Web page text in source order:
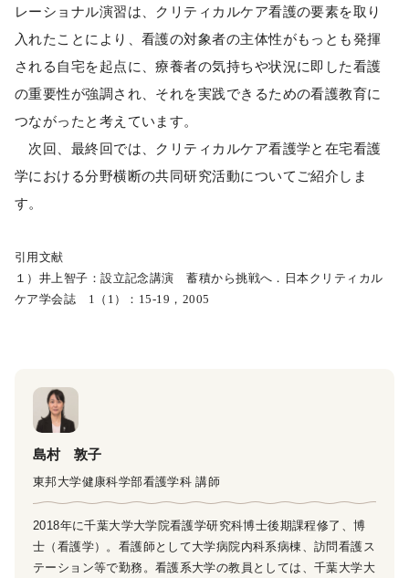
レーショナル演習は、クリティカルケア看護の要素を取り
入れたことにより、看護の対象者の主体性がもっとも発揮
される自宅を起点に、療養者の気持ちや状況に即した看護
の重要性が強調され、それを実践できるための看護教育に
つながったと考えています。
次回、最終回では、クリティカルケア看護学と在宅看護
学における分野横断の共同研究活動についてご紹介しま
す。
引用文献
１）井上智子：設立記念講演 蓄積から挑戦へ．日本クリティカル
ケア学会誌 1（1）：15-19，2005
島村 敦子
東邦大学健康科学部看護学科 講師
2018年に千葉大学大学院看護学研究科博士後期課程修了、博
士（看護学）。看護師として大学病院内科系病棟、訪問看護ス
テーション等で勤務。看護系大学の教員としては、千葉大学大